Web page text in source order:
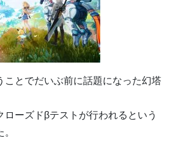
ことでだいぶ前に話題になった幻塔
ローズドβテストが行われるという